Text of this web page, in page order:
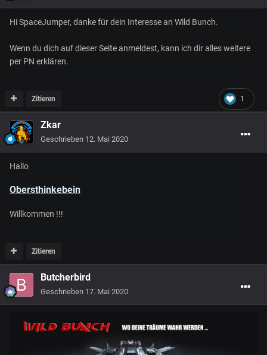
Hi SpaceJumper, danke für dein Interesse an Wild Bunch.
Wenn du dich auf dieser Seite anmeldest, kann ich dir alles weitere
per PN erklären.
1
Zitieren
Zkar
Geschrieben 12. Mai 2020
Hallo
Obersthinkebein
Willkommen !!!
Zitieren
Butcherbird
Geschrieben 17. Mai 2020